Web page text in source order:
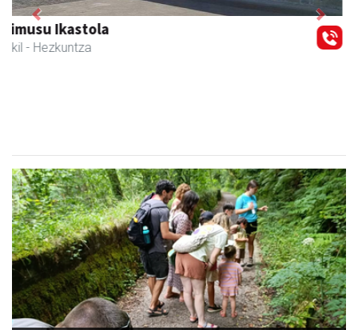
Previous Next